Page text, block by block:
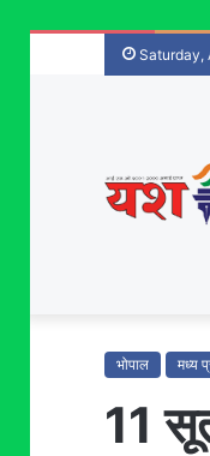
Saturday,
भोपाल मध्य
11